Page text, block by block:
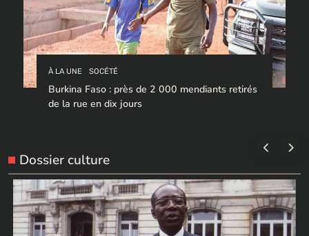
À LA UNE SOCÉTÉ
Burkina Faso : près de 2 000 mendiants retirés
de la rue en dix jours
Dossier culture